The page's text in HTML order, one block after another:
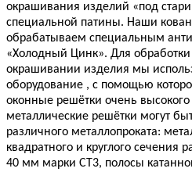
окрашивания изделий «под
специальной патины. Наши
обрабатываем специальным
«Холодный Цинк». Для обработки
окрашивании изделия мы
оборудование , с помощью
оконные решётки очень
металлические решётки могут
различного металлопроката:
квадратного и круглого сечения
40 мм марки СТ3, полосы